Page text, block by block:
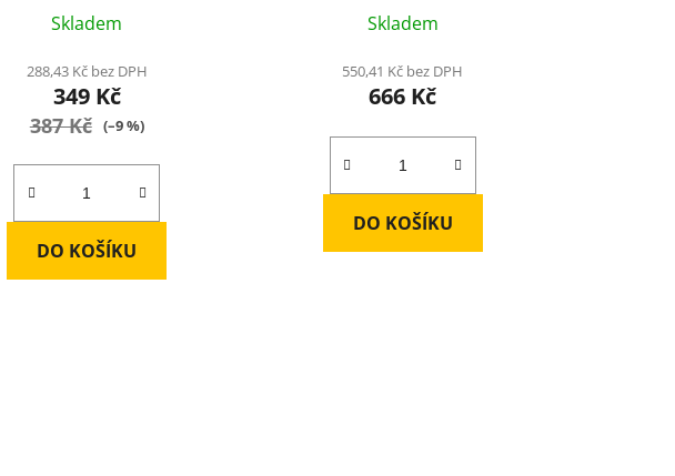
hodnocení
produktu
je
2,0
5
Skladem
288,43 Kč bez DPH
349 Kč
387 Kč (–9 %)
DO KOŠÍKU
Skladem
550,41 Kč bez DPH
666 Kč
DO KOŠÍKU